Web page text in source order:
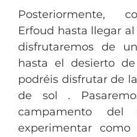
Posteriormente,
Erfoud hasta llegar
disfrutaremos de
hasta el desierto
podréis disfrutar de
de sol .
campamento del
experimentar